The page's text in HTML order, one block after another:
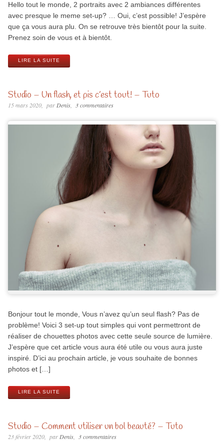
Hello tout le monde, 2 portraits avec 2 ambiances différentes
avec presque le meme set-up? … Oui, c’est possible! J’espère
que ça vous aura plu. On se retrouve très bientôt pour la suite.
Prenez soin de vous et à bientôt.
LIRE LA SUITE
Studio – Un flash, et pis c’est tout! – Tuto
15 mars 2020 parDenis 3 commentaires
Bonjour tout le monde, Vous n’avez qu’un seul flash? Pas de
problème! Voici 3 set-up tout simples qui vont permettront de
réaliser de chouettes photos avec cette seule source de lumière.
J’espère que cet article vous aura été utile ou vous aura juste
inspiré. D’ici au prochain article, je vous souhaite de bonnes
photos et […]
LIRE LA SUITE
Studio – Comment utiliser un bol beauté? – Tuto
23 février 2020 parDenis 3 commentaires